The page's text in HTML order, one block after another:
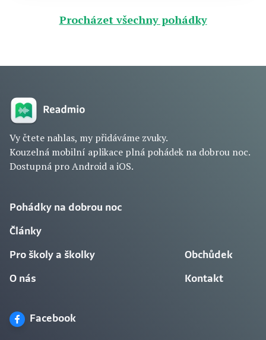
Procházet všechny pohádky
Vy čtete nahlas, my přidáváme zvuky.
Kouzelná mobilní aplikace plná pohádek na dobrou noc.
Dostupná pro Android a iOS.
Pohádky na dobrou noc
Články
Pro školy a školky
O nás
Obchůdek
Kontakt
Facebook